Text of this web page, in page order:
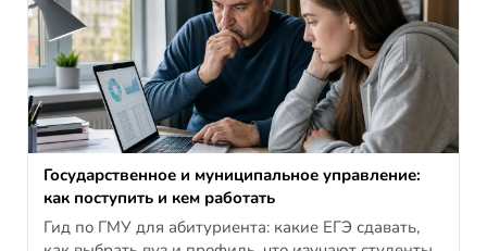
Государственное и муниципальное управление:
как поступить и кем работать
Гид по ГМУ для абитуриента: какие ЕГЭ сдавать,